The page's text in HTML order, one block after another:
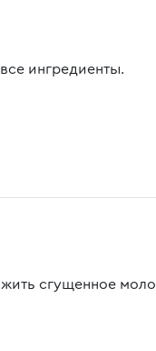
ингредиенты.
сгущенное